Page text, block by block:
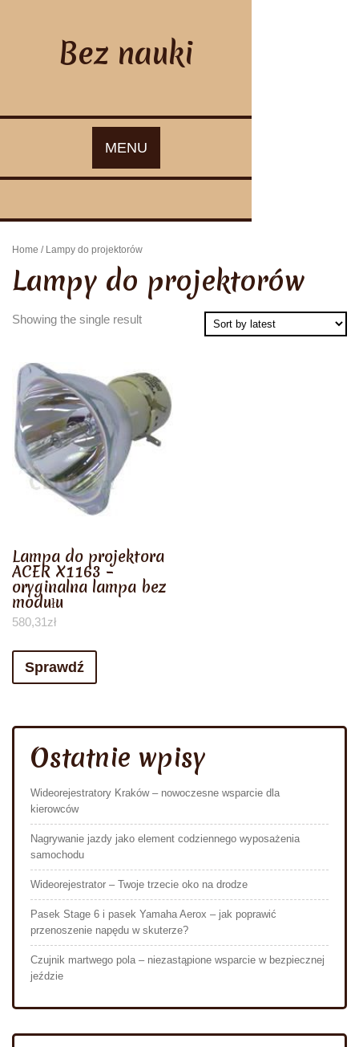
Bez nauki
MENU
Home / Lampy do projektorów
Lampy do projektorów
Showing the single result
Lampa do projektora
ACER X1163 –
oryginalna lampa bez
modułu
580,31 zł
Sprawdź
Ostatnie wpisy
Wideorejestratory Kraków – nowoczesne wsparcie dla
kierowców
Nagrywanie jazdy jako element codziennego wyposażenia
samochodu
Wideorejestrator – Twoje trzecie oko na drodze
Pasek Stage 6 i pasek Yamaha Aerox – jak poprawić
przenoszenie napędu w skuterze?
Czujnik martwego pola – niezastąpione wsparcie w bezpiecznej
jeździe